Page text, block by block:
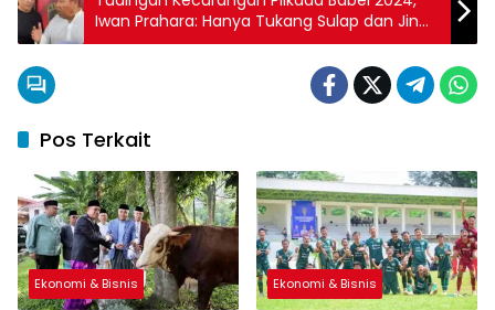
Iwan Prahara: Hanya Tukang Sulap dan Jin
yang Bisa Hilangkan Suara
Pos Terkait
Ekonomi & Bisnis Ekonomi & Bisnis